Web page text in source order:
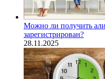
Можно ли получить
зарегистрирован?
28.11.2025